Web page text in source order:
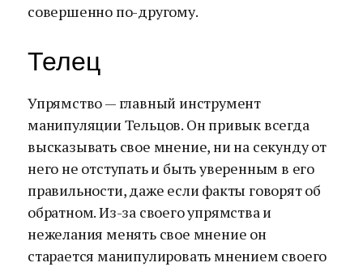
совершенно по-другому.
Телец
Упрямство — главный инструмент
манипуляции Тельцов. Он привык всегда
высказывать свое мнение, ни на секунду от
него не отступать и быть уверенным в его
правильности, даже если факты говорят об
обратном. Из-за своего упрямства и
нежелания менять свое мнение он
старается манипулировать мнением своего